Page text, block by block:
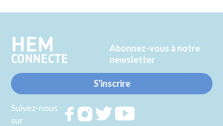
Twitter
Facebook
HEM
CONNECTE
Abonnez-vous à notre
newsletter
S'inscrire
Suivez-nous
sur
RejoignezRejoignezRejoignez